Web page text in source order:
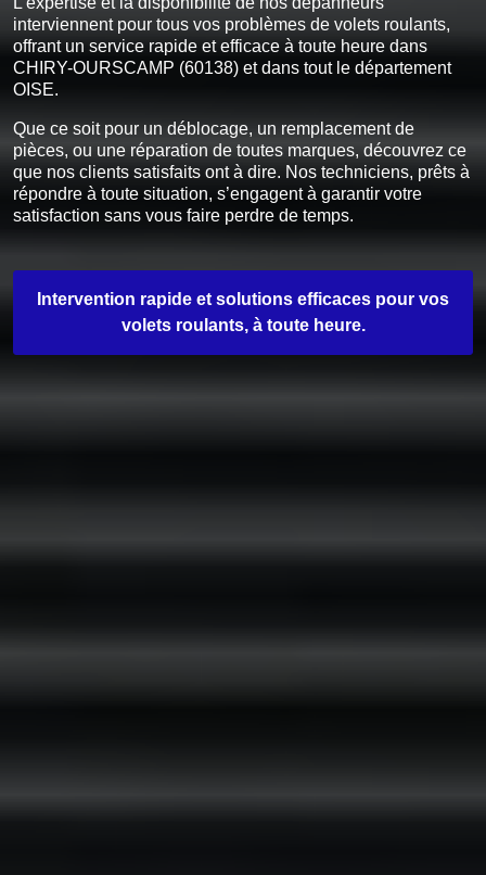
interviennent pour tous vos problèmes de volets roulants,
offrant un service rapide et efficace à toute heure dans
CHIRY-OURSCAMP (60138) et dans tout le département
OISE.
Que ce soit pour un déblocage, un remplacement de
pièces, ou une réparation de toutes marques, découvrez ce
que nos clients satisfaits ont à dire. Nos techniciens, prêts à
répondre à toute situation, s’engagent à garantir votre
satisfaction sans vous faire perdre de temps.
Intervention rapide et solutions efficaces pour vos
volets roulants, à toute heure.